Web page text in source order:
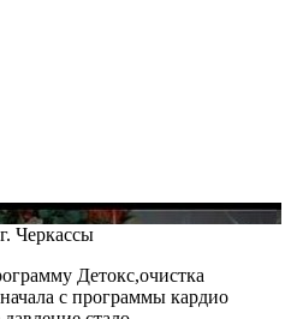
г. Черкассы
Детокс,очистка
с программы кардио